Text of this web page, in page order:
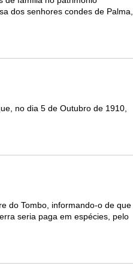
dos senhores condes de Palma,
no dia 5 de Outubro de 1910,
do Tombo, informando-o de que
seria paga em espécies, pelo